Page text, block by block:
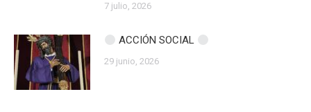
7 julio, 2026
ACCIÓN SOCIAL
29 junio, 2026